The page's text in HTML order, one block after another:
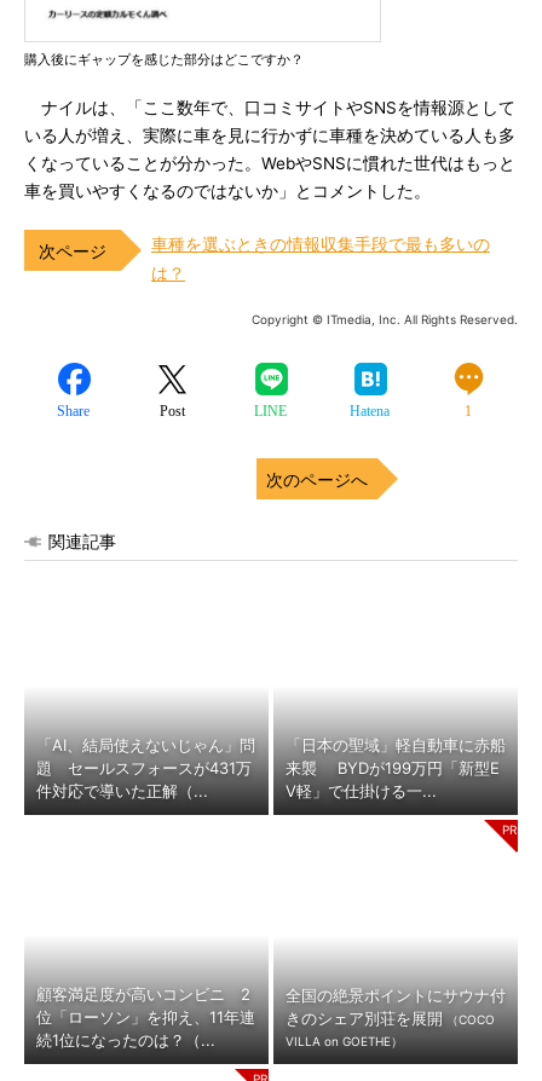
購入後にギャップを感じた部分はどこですか？
ナイルは、「ここ数年で、口コミサイトやSNSを情報源として
いる人が増え、実際に車を見に行かずに車種を決めている人も多
くなっていることが分かった。WebやSNSに慣れた世代はもっと
車を買いやすくなるのではないか」とコメントした。
車種を選ぶときの情報収集手段で最も多いの
は？
Copyright © ITmedia, Inc. All Rights Reserved.
Share Post LINE Hatena 1
次のページへ
関連記事
「AI、結局使えないじゃん」問
題 セールスフォースが431万
件対応で導いた正解（...
「日本の聖域」軽自動車に赤船
来襲 BYDが199万円「新型E
V軽」で仕掛ける一...
顧客満足度が高いコンビニ 2
位「ローソン」を抑え、11年連
続1位になったのは？（...
全国の絶景ポイントにサウナ付
きのシェア別荘を展開
（COCO
VILLA on GOETHE）